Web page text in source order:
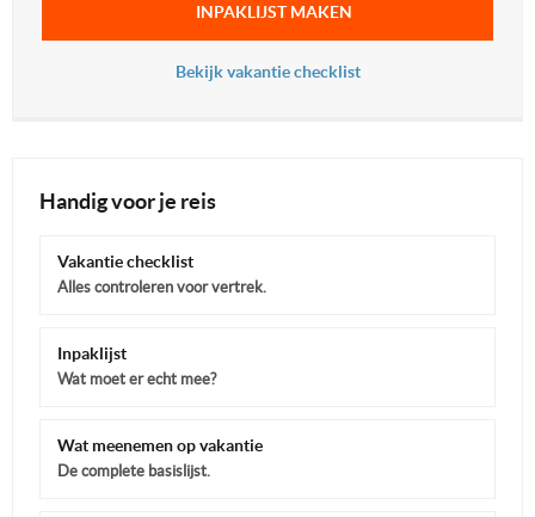
INPAKLIJST MAKEN
Bekijk vakantie checklist
Handig voor je reis
Vakantie checklist
Alles controleren voor vertrek.
Inpaklijst
Wat moet er echt mee?
Wat meenemen op vakantie
De complete basislijst.